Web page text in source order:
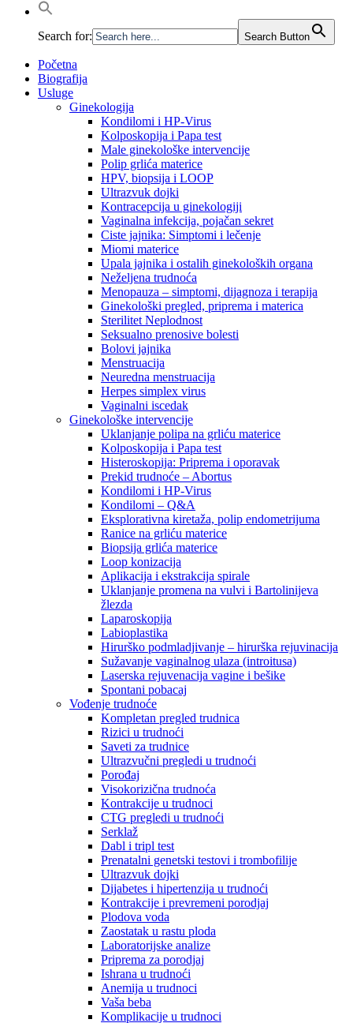
Search for: Search Button
Početna
Biografija
Usluge
Ginekologija
Kondilomi i HP-Virus
Kolposkopija i Papa test
Male ginekološke intervencije
Polip grlića materice
HPV, biopsija i LOOP
Ultrazvuk dojki
Kontracepcija u ginekologiji
Vaginalna infekcija, pojačan sekret
Ciste jajnika: Simptomi i lečenje
Miomi materice
Upala jajnika i ostalih ginekoloških organa
Neželjena trudnoća
Menopauza – simptomi, dijagnoza i terapija
Ginekološki pregled, priprema i materica
Sterilitet Neplodnost
Seksualno prenosive bolesti
Bolovi jajnika
Menstruacija
Neuredna menstruacija
Herpes simplex virus
Vaginalni iscedak
Ginekološke intervencije
Uklanjanje polipa na grliću materice
Kolposkopija i Papa test
Histeroskopija: Priprema i oporavak
Prekid trudnoće – Abortus
Kondilomi i HP-Virus
Kondilomi – Q&A
Eksplorativna kiretaža, polip endometrijuma
Ranice na grliću materice
Biopsija grlića materice
Loop konizacija
Aplikacija i ekstrakcija spirale
Uklanjanje promena na vulvi i Bartolinijeva
žlezda
Laparoskopija
Labioplastika
Hirurško podmladjivanje – hirurška rejuvinacija
Sužavanje vaginalnog ulaza (introitusa)
Laserska rejuvenacija vagine i bešike
Spontani pobacaj
Vođenje trudnoće
Kompletan pregled trudnica
Rizici u trudnoći
Saveti za trudnice
Ultrazvučni pregledi u trudnoći
Porođaj
Visokorizična trudnoća
Kontrakcije u trudnoci
CTG pregledi u trudnoći
Serklaž
Dabl i tripl test
Prenatalni genetski testovi i trombofilije
Ultrazvuk dojki
Dijabetes i hipertenzija u trudnoći
Kontrakcije i prevremeni porodjaj
Plodova voda
Zaostatak u rastu ploda
Laboratorijske analize
Priprema za porodjaj
Ishrana u trudnoći
Anemija u trudnoci
Vaša beba
Komplikacije u trudnoci